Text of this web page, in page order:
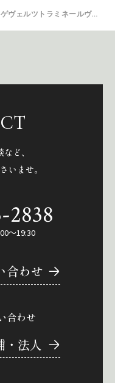
SMコノスル ゲヴェルツトラミネールヴァラエタル
ど、
いませ。
2838
～19:30
合わせ
合わせ
・法人